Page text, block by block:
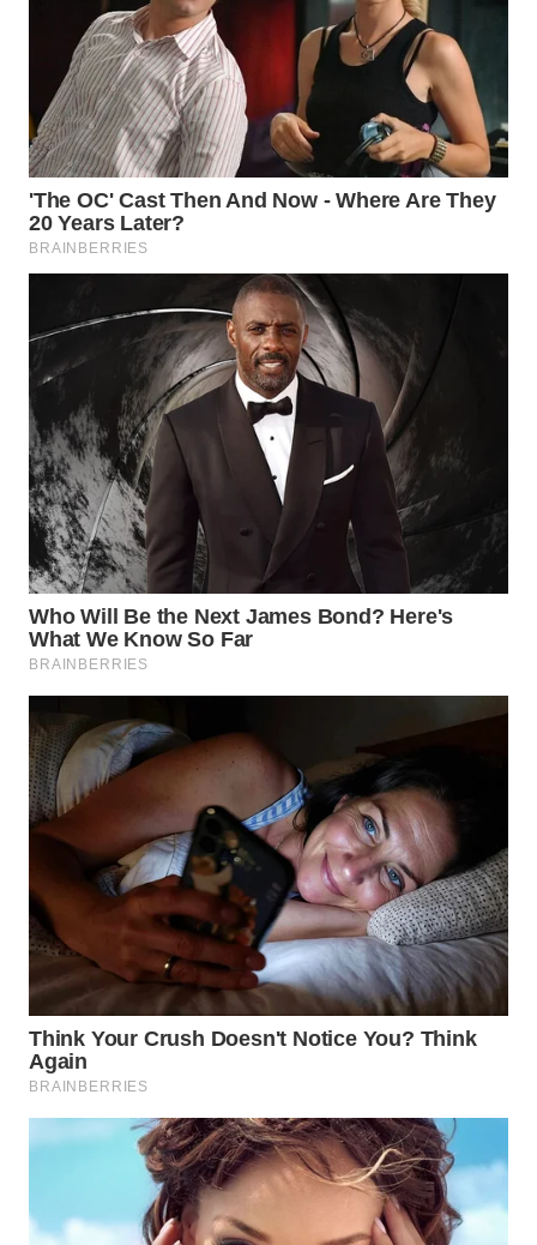
NATUNA
WN
BINTAN
WN
MANDALIKA
WN
LABUANBAJO
WN
BORNEO
Wahana
Media
Group
WAHANA
NEWS
TANI
WAHANA
ADVOKAT
WAHANA
INFRASTRUKTUR
WAHANA
KONSUMEN
WAHANA
LISTRIK